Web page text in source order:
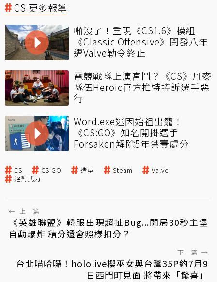
CS 更多報導
啪沒了！重現《CS1.6》模組
《Classic Offensive》開發八年
遭Valve勒令終止
電競戰隊上演宮鬥？《CS》丹麥
隊伍Heroic官方推特控訴選手惡
行
Word.exe迷因始祖出籠！
《CS:GO》知名開掛選手
Forsaken解除5年禁賽處分
CS CS:GO 造型 Steam
Valve
絕對武力
← 上一篇
《英雄聯盟》韓服出現超扯Bug...開局30秒主堡
自動爆炸 積分還會照樣扣分？
下一篇 →
台北喵哈囉！hololive櫻巫女與台灣35P約7月9
日西門町見面 將帶來「驚喜」